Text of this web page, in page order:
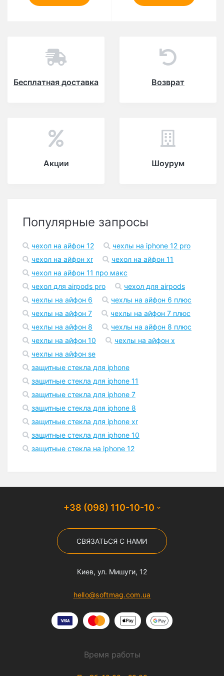
Бесплатная доставка Возврат
Акции Шоурум
Популярные запросы
чехол на айфон 12
чехлы на iphone 12 pro
чехол на айфон xr
чехол на айфон 11
чехол на айфон 11 про макс
чехол для airpods pro
чехол для airpods
чехлы на айфон 6
чехлы на айфон 6 плюс
чехлы на айфон 7
чехлы на айфон 7 плюс
чехлы на айфон 8
чехлы на айфон 8 плюс
чехлы на айфон 10
чехлы на айфон x
чехлы на айфон se
защитные стекла для iphone
защитные стекла для iphone 11
защитные стекла для iphone 7
защитные стекла для iphone 8
защитные стекла для iphone xr
защитные стекла для iphone 10
защитные стекла на iphone 12
+38 (098) 110-10-10
СВЯЗАТЬСЯ С НАМИ
Киев, ул. Мишуги, 12
hello@softmag.com.ua
Время работы